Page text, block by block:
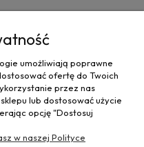
umożliwiają poprawne
ofertę do Twoich
przez nas
lub dostosować użycie
opcję "Dostosuj
w naszej Polityce